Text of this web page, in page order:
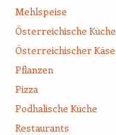
Mehlspeise
Österreichische Küche
Österreichischer Käse
Pflanzen
Pizza
Podhalische Küche
Restaurants